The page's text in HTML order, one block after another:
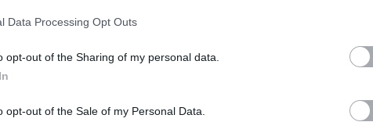
Data Processing Opt Outs
opt-out of the Sharing of my personal data.
opt-out of the Sale of my Personal Data.